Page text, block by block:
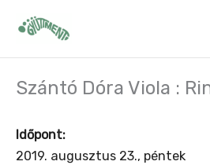
Szántó Dóra Viola :
Időpont:
2019. augusztus 23., péntek